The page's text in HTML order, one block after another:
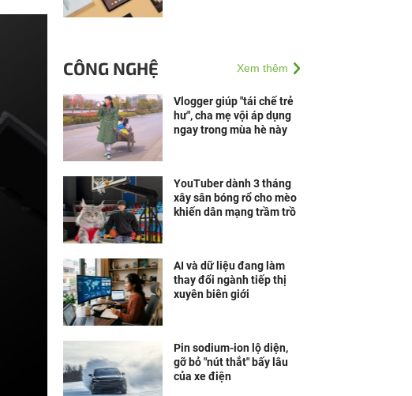
CÔNG NGHỆ Xem thêm
Vlogger giúp "tái chế trẻ
hư", cha mẹ vội áp dụng
ngay trong mùa hè này
YouTuber dành 3 tháng
xây sân bóng rổ cho mèo
khiến dân mạng trầm trồ
AI và dữ liệu đang làm
thay đổi ngành tiếp thị
xuyên biên giới
Pin sodium-ion lộ diện,
gỡ bỏ "nút thắt" bấy lâu
của xe điện